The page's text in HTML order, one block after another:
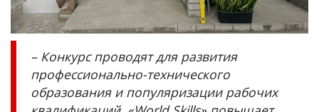
– Конкурс проводят для развития
профессионально-технического
образования и популяризации рабочих